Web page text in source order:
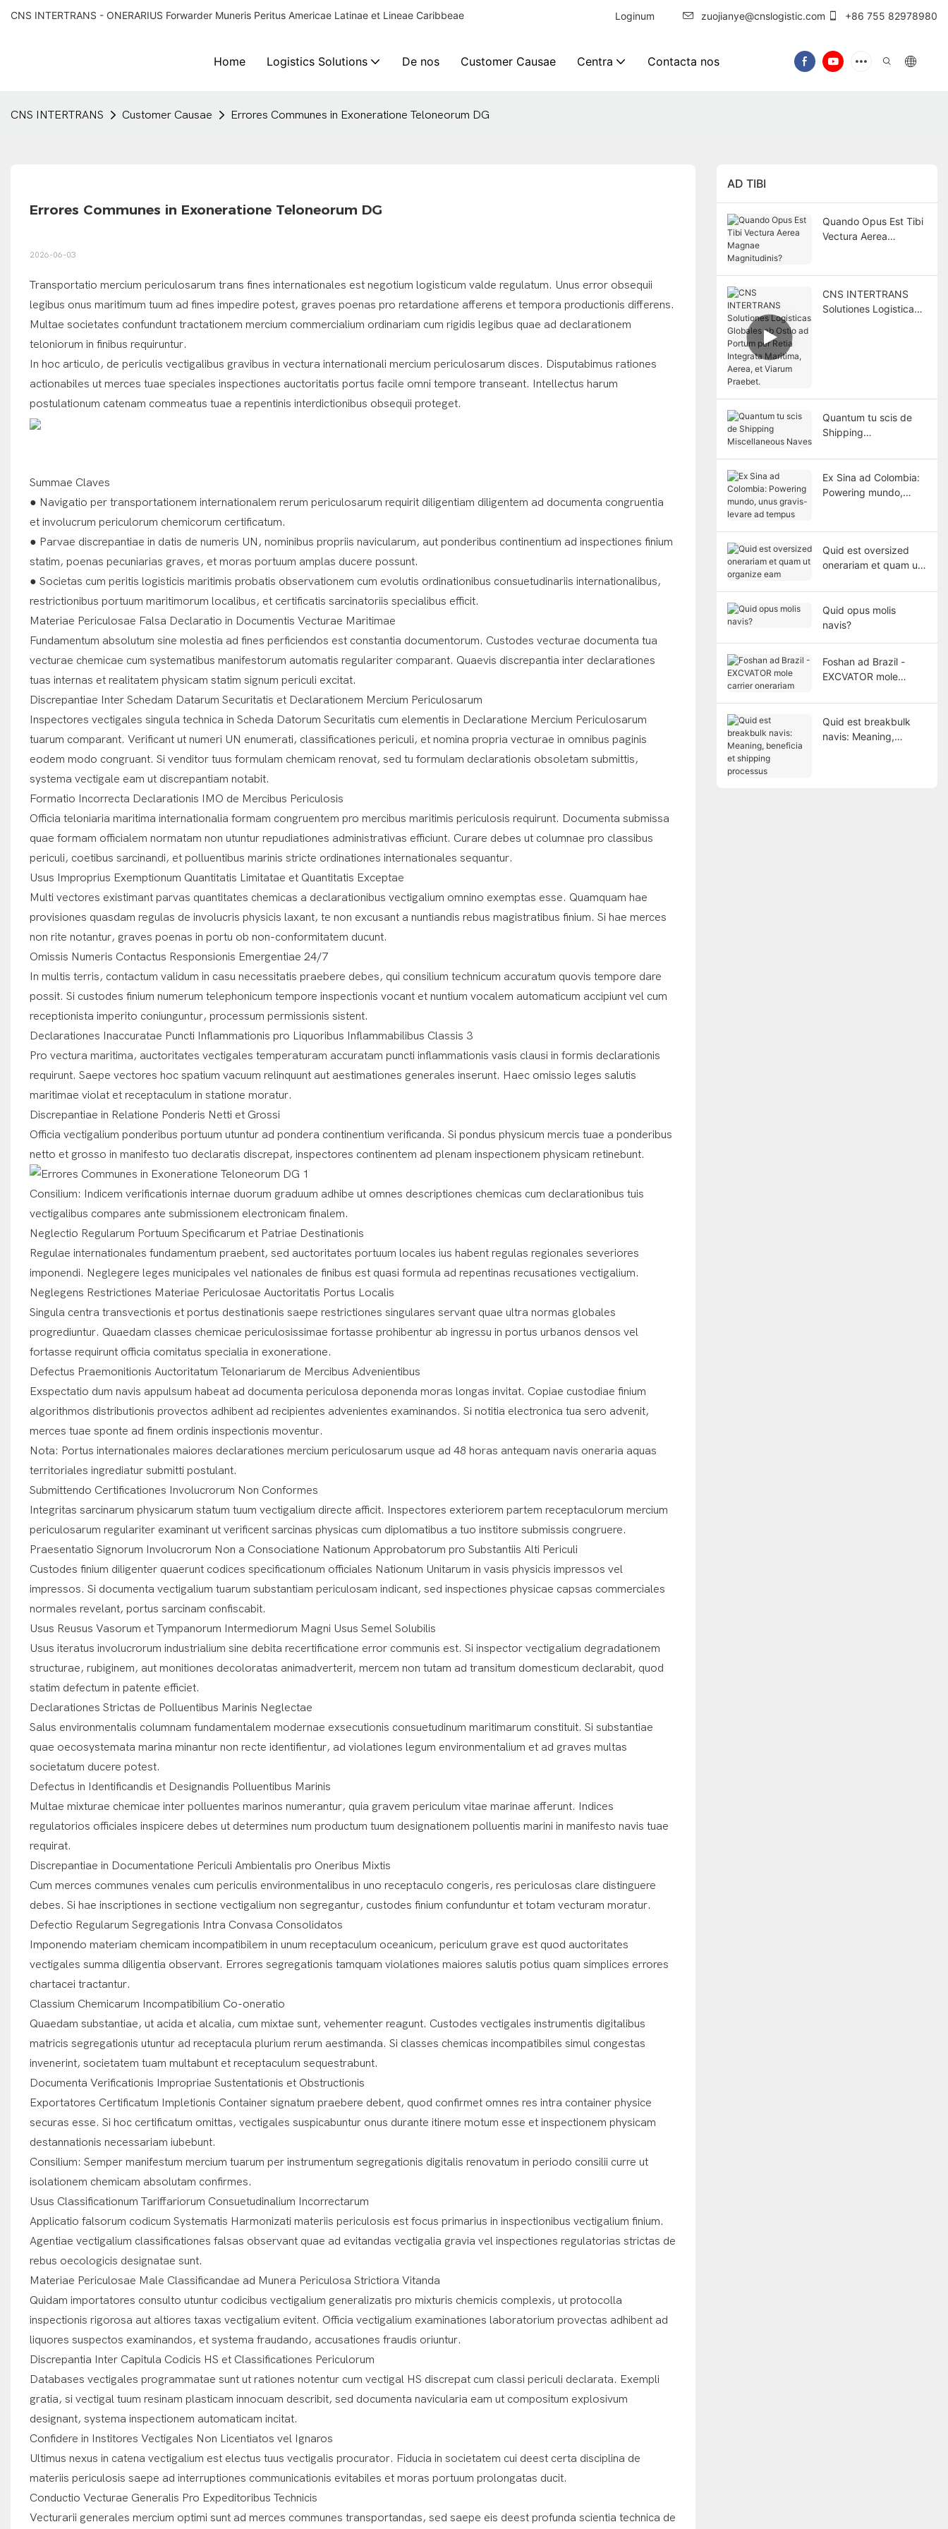
CNS INTERTRANS - ONERARIUS Forwarder Muneris Peritus Americae Latinae et Lineae Caribbeae Loginum zuojianye@cnslogistic.com +86 755 82978980
Home Logistics Solutions De nos Customer Causae Centra Contacta nos
CNS INTERTRANS Customer Causae Errores Communes in Exoneratione Teloneorum DG
Errores Communes in Exoneratione Teloneorum DG
2026-06-03
Transportatio mercium periculosarum trans fines internationales est negotium logisticum valde regulatum. Unus error obsequii
legibus onus maritimum tuum ad fines impedire potest, graves poenas pro retardatione afferens et tempora productionis differens.
Multae societates confundunt tractationem mercium commercialium ordinariam cum rigidis legibus quae ad declarationem
teloniorum in finibus requiruntur.
In hoc articulo, de periculis vectigalibus gravibus in vectura internationali mercium periculosarum disces. Disputabimus rationes
actionabiles ut merces tuae speciales inspectiones auctoritatis portus facile omni tempore transeant. Intellectus harum
postulationum catenam commeatus tuae a repentinis interdictionibus obsequii proteget.
Summae Claves
● Navigatio per transportationem internationalem rerum periculosarum requirit diligentiam diligentem ad documenta congruentia
et involucrum periculorum chemicorum certificatum.
● Parvae discrepantiae in datis de numeris UN, nominibus propriis navicularum, aut ponderibus continentium ad inspectiones finium
statim, poenas pecuniarias graves, et moras portuum amplas ducere possunt.
● Societas cum peritis logisticis maritimis probatis observationem cum evolutis ordinationibus consuetudinariis internationalibus,
restrictionibus portuum maritimorum localibus, et certificatis sarcinatoriis specialibus efficit.
Materiae Periculosae Falsa Declaratio in Documentis Vecturae Maritimae
Fundamentum absolutum sine molestia ad fines perficiendos est constantia documentorum. Custodes vecturae documenta tua
vecturae chemicae cum systematibus manifestorum automatis regulariter comparant. Quaevis discrepantia inter declarationes
tuas internas et realitatem physicam statim signum periculi excitat.
Discrepantiae Inter Schedam Datarum Securitatis et Declarationem Mercium Periculosarum
Inspectores vectigales singula technica in Scheda Datorum Securitatis cum elementis in Declaratione Mercium Periculosarum
tuarum comparant. Verificant ut numeri UN enumerati, classificationes periculi, et nomina propria vecturae in omnibus paginis
eodem modo congruant. Si venditor tuus formulam chemicam renovat, sed tu formulam declarationis obsoletam submittis,
systema vectigale eam ut discrepantiam notabit.
Formatio Incorrecta Declarationis IMO de Mercibus Periculosis
Officia teloniaria maritima internationalia formam congruentem pro mercibus maritimis periculosis requirunt. Documenta submissa
quae formam officialem normatam non utuntur repudiationes administrativas efficiunt. Curare debes ut columnae pro classibus
periculi, coetibus sarcinandi, et polluentibus marinis stricte ordinationes internationales sequantur.
Usus Improprius Exemptionum Quantitatis Limitatae et Quantitatis Exceptae
Multi vectores existimant parvas quantitates chemicas a declarationibus vectigalium omnino exemptas esse. Quamquam hae
provisiones quasdam regulas de involucris physicis laxant, te non excusant a nuntiandis rebus magistratibus finium. Si hae merces
non rite notantur, graves poenas in portu ob non-conformitatem ducunt.
Omissis Numeris Contactus Responsionis Emergentiae 24/7
In multis terris, contactum validum in casu necessitatis praebere debes, qui consilium technicum accuratum quovis tempore dare
possit. Si custodes finium numerum telephonicum tempore inspectionis vocant et nuntium vocalem automaticum accipiunt vel cum
receptionista imperito coniunguntur, processum permissionis sistent.
Declarationes Inaccuratae Puncti Inflammationis pro Liquoribus Inflammabilibus Classis 3
Pro vectura maritima, auctoritates vectigales temperaturam accuratam puncti inflammationis vasis clausi in formis declarationis
requirunt. Saepe vectores hoc spatium vacuum relinquunt aut aestimationes generales inserunt. Haec omissio leges salutis
maritimae violat et receptaculum in statione moratur.
Discrepantiae in Relatione Ponderis Netti et Grossi
Officia vectigalium ponderibus portuum utuntur ad pondera continentium verificanda. Si pondus physicum mercis tuae a ponderibus
netto et grosso in manifesto tuo declaratis discrepat, inspectores continentem ad plenam inspectionem physicam retinebunt.
Consilium: Indicem verificationis internae duorum graduum adhibe ut omnes descriptiones chemicas cum declarationibus tuis
vectigalibus compares ante submissionem electronicam finalem.
Neglectio Regularum Portuum Specificarum et Patriae Destinationis
Regulae internationales fundamentum praebent, sed auctoritates portuum locales ius habent regulas regionales severiores
imponendi. Neglegere leges municipales vel nationales de finibus est quasi formula ad repentinas recusationes vectigalium.
Neglegens Restrictiones Materiae Periculosae Auctoritatis Portus Localis
Singula centra transvectionis et portus destinationis saepe restrictiones singulares servant quae ultra normas globales
progrediuntur. Quaedam classes chemicae periculosissimae fortasse prohibentur ab ingressu in portus urbanos densos vel
fortasse requirunt officia comitatus specialia in exoneratione.
Defectus Praemonitionis Auctoritatum Telonariarum de Mercibus Advenientibus
Exspectatio dum navis appulsum habeat ad documenta periculosa deponenda moras longas invitat. Copiae custodiae finium
algorithmos distributionis provectos adhibent ad recipientes advenientes examinandos. Si notitia electronica tua sero advenit,
merces tuae sponte ad finem ordinis inspectionis moventur.
Nota: Portus internationales maiores declarationes mercium periculosarum usque ad 48 horas antequam navis oneraria aquas
territoriales ingrediatur submitti postulant.
Submittendo Certificationes Involucrorum Non Conformes
Integritas sarcinarum physicarum statum tuum vectigalium directe afficit. Inspectores exteriorem partem receptaculorum mercium
periculosarum regulariter examinant ut verificent sarcinas physicas cum diplomatibus a tuo institore submissis congruere.
Praesentatio Signorum Involucrorum Non a Consociatione Nationum Approbatorum pro Substantiis Alti Periculi
Custodes finium diligenter quaerunt codices specificationum officiales Nationum Unitarum in vasis physicis impressos vel
impressos. Si documenta vectigalium tuarum substantiam periculosam indicant, sed inspectiones physicae capsas commerciales
normales revelant, portus sarcinam confiscabit.
Usus Reusus Vasorum et Tympanorum Intermediorum Magni Usus Semel Solubilis
Usus iteratus involucrorum industrialium sine debita recertificatione error communis est. Si inspector vectigalium degradationem
structurae, rubiginem, aut monitiones decoloratas animadverterit, mercem non tutam ad transitum domesticum declarabit, quod
statim defectum in patente efficiet.
Declarationes Strictas de Polluentibus Marinis Neglectae
Salus environmentalis columnam fundamentalem modernae exsecutionis consuetudinum maritimarum constituit. Si substantiae
quae oecosystemata marina minantur non recte identifientur, ad violationes legum environmentalium et ad graves multas
societatum ducere potest.
Defectus in Identificandis et Designandis Polluentibus Marinis
Multae mixturae chemicae inter polluentes marinos numerantur, quia gravem periculum vitae marinae afferunt. Indices
regulatorios officiales inspicere debes ut determines num productum tuum designationem polluentis marini in manifesto navis tuae
requirat.
Discrepantiae in Documentatione Periculi Ambientalis pro Oneribus Mixtis
Cum merces communes venales cum periculis environmentalibus in uno receptaculo congeris, res periculosas clare distinguere
debes. Si hae inscriptiones in sectione vectigalium non segregantur, custodes finium confunduntur et totam vecturam moratur.
Defectio Regularum Segregationis Intra Convasa Consolidatos
Imponendo materiam chemicam incompatibilem in unum receptaculum oceanicum, periculum grave est quod auctoritates
vectigales summa diligentia observant. Errores segregationis tamquam violationes maiores salutis potius quam simplices errores
chartacei tractantur.
Classium Chemicarum Incompatibilium Co-oneratio
Quaedam substantiae, ut acida et alcalia, cum mixtae sunt, vehementer reagunt. Custodes vectigales instrumentis digitalibus
matricis segregationis utuntur ad receptacula plurium rerum aestimanda. Si classes chemicas incompatibiles simul congestas
invenerint, societatem tuam multabunt et receptaculum sequestrabunt.
Documenta Verificationis Impropriae Sustentationis et Obstructionis
Exportatores Certificatum Impletionis Container signatum praebere debent, quod confirmet omnes res intra container physice
securas esse. Si hoc certificatum omittas, vectigales suspicabuntur onus durante itinere motum esse et inspectionem physicam
destannationis necessariam iubebunt.
Consilium: Semper manifestum mercium tuarum per instrumentum segregationis digitalis renovatum in periodo consilii curre ut
isolationem chemicam absolutam confirmes.
Usus Classificationum Tariffariorum Consuetudinalium Incorrectarum
Applicatio falsorum codicum Systematis Harmonizati materiis periculosis est focus primarius in inspectionibus vectigalium finium.
Agentiae vectigalium classificationes falsas observant quae ad evitandas vectigalia gravia vel inspectiones regulatorias strictas de
rebus oecologicis designatae sunt.
Materiae Periculosae Male Classificandae ad Munera Periculosa Strictiora Vitanda
Quidam importatores consulto utuntur codicibus vectigalium generalizatis pro mixturis chemicis complexis, ut protocolla
inspectionis rigorosa aut altiores taxas vectigalium evitent. Officia vectigalium examinationes laboratorium provectas adhibent ad
liquores suspectos examinandos, et systema fraudando, accusationes fraudis oriuntur.
Discrepantia Inter Capitula Codicis HS et Classificationes Periculorum
Databases vectigales programmatae sunt ut rationes notentur cum vectigal HS discrepat cum classi periculi declarata. Exempli
gratia, si vectigal tuum resinam plasticam innocuam describit, sed documenta navicularia eam ut compositum explosivum
designant, systema inspectionem automaticam incitat.
Confidere in Institores Vectigales Non Licentiatos vel Ignaros
Ultimus nexus in catena vectigalium est electus tuus vectigalis procurator. Fiducia in societatem cui deest certa disciplina de
materiis periculosis saepe ad interruptiones communicationis evitabiles et moras portuum prolongatas ducit.
Conductio Vecturae Generalis Pro Expeditoribus Technicis
Vecturarii generales mercium optimi sunt ad merces communes transportandas, sed saepe eis deest profunda scientia technica de
AD TIBI
Quando Opus Est Tibi
Vectura Aerea
CNS INTERTRANS
Solutiones Logisticas
Quantum tu scis de
Shipping
Ex Sina ad Colombia:
Powering mundo,
Quid est oversized
onerariam et quam ut
Quid opus molis
navis?
Foshan ad Brazil -
EXCVATOR mole
Quid est breakbulk
navis: Meaning,